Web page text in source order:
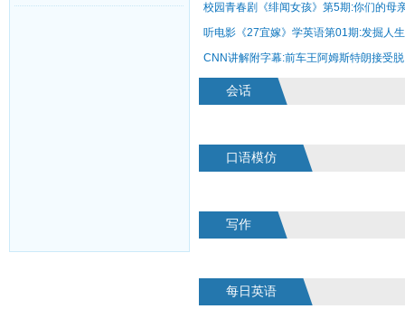
校园青春剧《绯闻女孩》第5期:你们的母
听电影《27宜嫁》学英语第01期:发掘人
CNN讲解附字幕:前车王阿姆斯特朗接受
会话
口语模仿
写作
每日英语